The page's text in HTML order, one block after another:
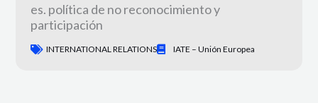
es. política de no reconocimiento y
participación
INTERNATIONAL RELATIONS IATE – Unión Europea